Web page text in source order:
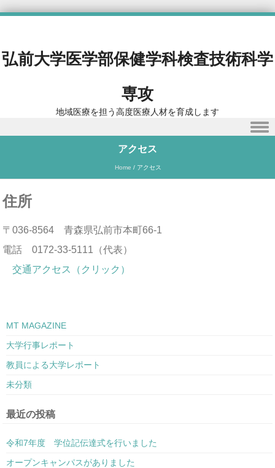
弘前大学医学部保健学科検査技術科学
専攻
地域医療を担う高度医療人材を育成します
アクセス
Home / アクセス
住所
〒036-8564 青森県弘前市本町66-1
電話 0172-33-5111（代表）
交通アクセス（クリック）
MT MAGAZINE
大学行事レポート
教員による大学レポート
未分類
最近の投稿
令和7年度 学位記伝達式を行いました
オープンキャンパスがありました